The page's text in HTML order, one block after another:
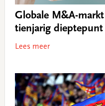
Globale M&A-
tienjarig dieptepunt
Lees meer